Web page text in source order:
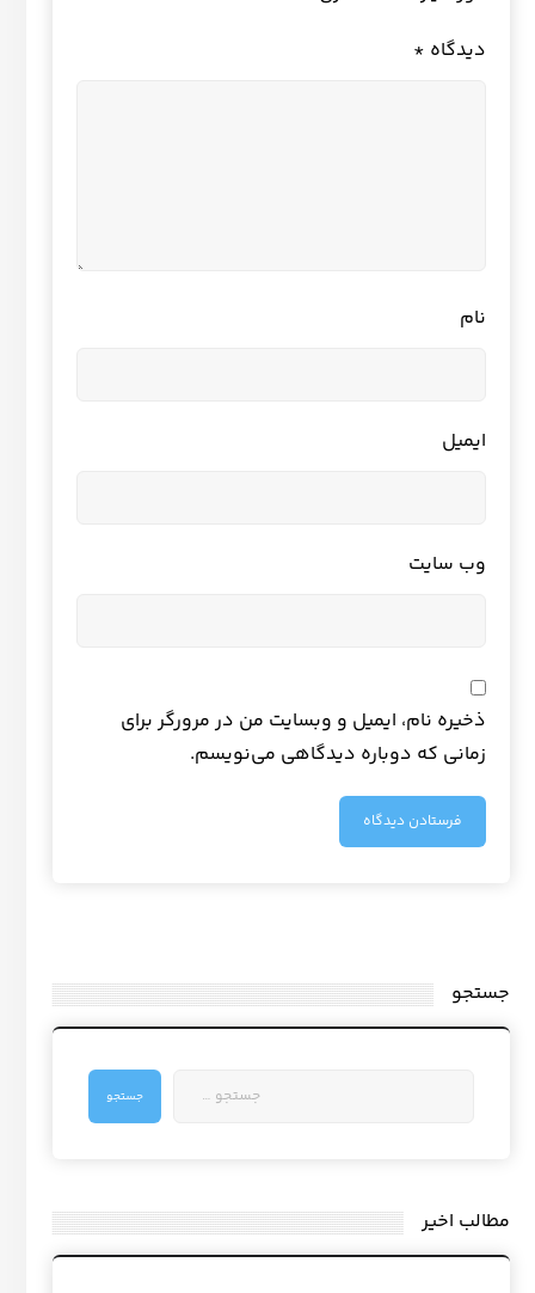
دیدگاه *
نام
ایمیل
وب‌ سایت
ذخیره نام، ایمیل و وبسایت من در مرورگر برای
زمانی که دوباره دیدگاهی می‌نویسم.
جستجو
مطالب اخیر